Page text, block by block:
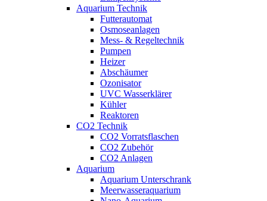
Aquarium Technik
Futterautomat
Osmoseanlagen
Mess- & Regeltechnik
Pumpen
Heizer
Abschäumer
Ozonisator
UVC Wasserklärer
Kühler
Reaktoren
CO2 Technik
CO2 Vorratsflaschen
CO2 Zubehör
CO2 Anlagen
Aquarium
Aquarium Unterschrank
Meerwasseraquarium